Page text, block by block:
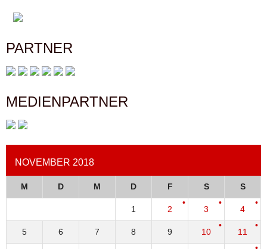
PARTNER
MEDIENPARTNER
NOVEMBER 2018
M D M D F S S
1 2 3 4
5 6 7 8 9 10 11